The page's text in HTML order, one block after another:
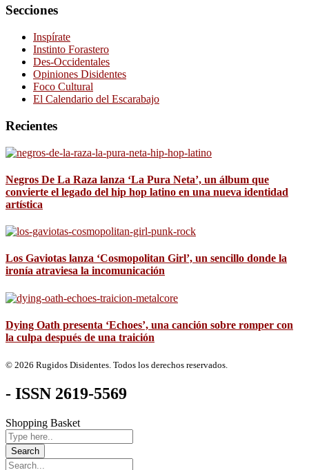
Secciones
Inspírate
Instinto Forastero
Des-Occidentales
Opiniones Disidentes
Foco Cultural
El Calendario del Escarabajo
Recientes
Negros De La Raza lanza ‘La Pura Neta’, un álbum que
convierte el legado del hip hop latino en una nueva identidad
artística
Los Gaviotas lanza ‘Cosmopolitan Girl’, un sencillo donde la
ironía atraviesa la incomunicación
Dying Oath presenta ‘Echoes’, una canción sobre romper con
la culpa después de una traición
© 2026 Rugidos Disidentes. Todos los derechos reservados.
- ISSN 2619-5569
Shopping Basket